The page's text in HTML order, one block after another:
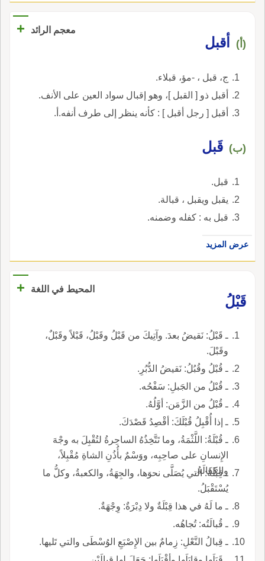
معجم الرائد +
(أ) أقبل
ج، قبل ، -مؤ، قبلاء.
أقبل ذو [ القبل ]، وهو إقبال سواد العين على الأنف.
أقبل [ رجل أقبل ] : كأنه ينظر إلى طرف أنفه.أ.
(ب) قَبل
قبل.
يقبل ويقبل ، قبالة.
قبل به : كفله وضمنه.
عرض المزيد
المحيط في اللغة
+
قَبْلُ
ـ قَبْلُ: نَقيضُ بعدَ. وآتِيكَ من قَبْلُ وقَبْلُ، قَبْلاً وقَبْلٌ،
وقَبْلَ.
ـ قُبْلُ وقُبُلُ: نَقيضُ الدُّبُرِ.
ـ قُبْلُ من الجَبلِ: سَفْحُه.
ـ قُبْلُ من الزَّمَن: أوَّلُهُ.
ـ إذا أُقْبِلُ قُبْلَكَ: أقْصِدُ قَصْدَكَ.
ـ قُبْلَةُ: اللَّثْمَةُ، وما تَتَّخِذُهُ الساحِرةُ لتُقْبِلَ به وجْهَ
الإِنسانِ على صاحِبِه، ووَسْمٌ بأُذُنِ الشاةِ مُقْبِلاً،
والكفَالَةُ.
ـ قِبْلَةُ: التي يُصَلَّى نحوَها، والجِهَةُ، والكعبةُ، وكلُّ ما
يُسْتَقْبَلُ.
ـ ما لَهُ في هذا قِبْلَةٌ ولا دِبْرَةٌ: وِجْهَةٌ.
ـ قُبالَتُه: تُجاهُه.
ـ قِبالُ النَّعْلِ: زِمامٌ بين الإِصْبَعِ الوُسْطَى والتي تَليها.